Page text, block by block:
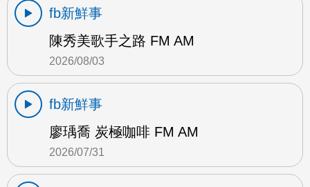
fb新鮮事
陳秀美歌手之路 FM AM
2026/08/03
fb新鮮事
廖瑀喬 炭極咖啡 FM AM
2026/07/31